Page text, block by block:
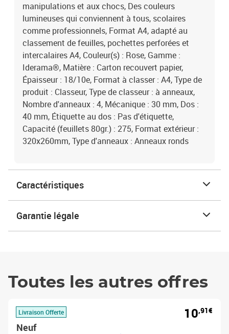
manipulations et aux chocs, Des couleurs
lumineuses qui conviennent à tous, scolaires
comme professionnels, Format A4, adapté au
classement de feuilles, pochettes perforées et
intercalaires A4, Couleur(s) : Rose, Gamme :
Iderama®, Matière : Carton recouvert papier,
Épaisseur : 18/10e, Format à classer : A4, Type de
produit : Classeur, Type de classeur : à anneaux,
Nombre d'anneaux : 4, Mécanique : 30 mm, Dos :
40 mm, Étiquette au dos : Pas d'étiquette,
Capacité (feuillets 80gr.) : 275, Format extérieur :
320x260mm, Type d'anneaux : Anneaux ronds
Caractéristiques
Garantie légale
Toutes les autres offres
Livraison Offerte
Neuf
10,91€